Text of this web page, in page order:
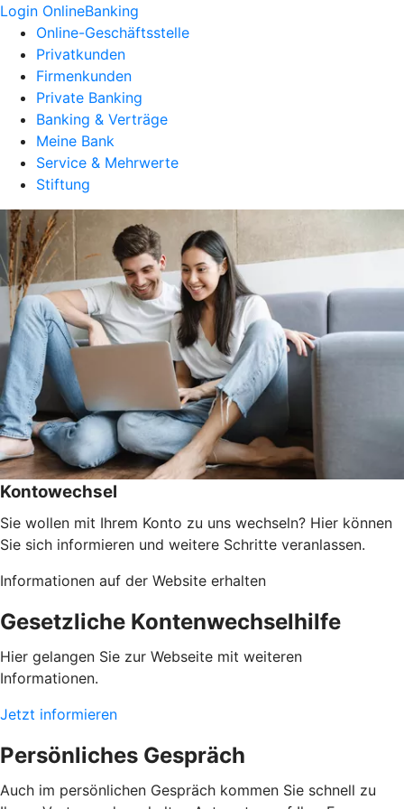
Login OnlineBanking
Online-Geschäftsstelle
Privatkunden
Firmenkunden
Private Banking
Banking & Verträge
Meine Bank
Service & Mehrwerte
Stiftung
Kontowechsel
Sie wollen mit Ihrem Konto zu uns wechseln? Hier können
Sie sich informieren und weitere Schritte veranlassen.
Informationen auf der Website erhalten
Gesetzliche Kontenwechselhilfe
Hier gelangen Sie zur Webseite mit weiteren
Informationen.
Jetzt informieren
Persönliches Gespräch
Auch im persönlichen Gespräch kommen Sie schnell zu